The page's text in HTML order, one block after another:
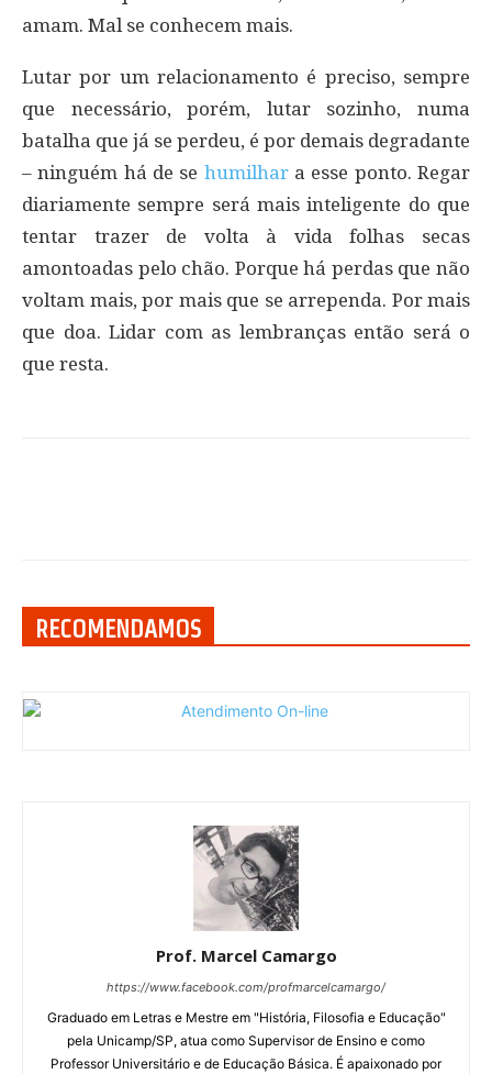
amam. Mal se conhecem mais.
Lutar por um relacionamento é preciso, sempre
que necessário, porém, lutar sozinho, numa
batalha que já se perdeu, é por demais degradante
– ninguém há de se humilhar a esse ponto. Regar
diariamente sempre será mais inteligente do que
tentar trazer de volta à vida folhas secas
amontoadas pelo chão. Porque há perdas que não
voltam mais, por mais que se arrependa. Por mais
que doa. Lidar com as lembranças então será o
que resta.
RECOMENDAMOS
Prof. Marcel Camargo
https://www.facebook.com/profmarcelcamargo/
Graduado em Letras e Mestre em "História, Filosofia e Educação"
pela Unicamp/SP, atua como Supervisor de Ensino e como
Professor Universitário e de Educação Básica. É apaixonado por